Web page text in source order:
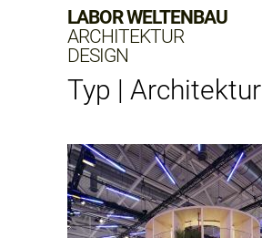
LABOR WELTENBAU
ARCHITEKTUR
DESIGN
Typ | Architektur